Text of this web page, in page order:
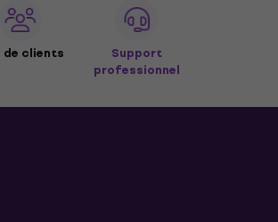
de clients
Support
professionnel